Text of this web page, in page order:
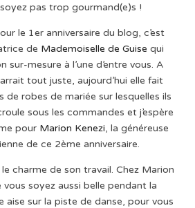
pas trop gourmand(e)s !
le 1er anniversaire du blog, c’est
de Mademoiselle de Guise qui
mesure à l’une d’entre vous. A
tout juste, aujourd’hui elle fait
de robes de mariée sur lesquelles ils
sous les commandes et j’espère
pour Marion Kenezi, la généreuse
de ce 2ème anniversaire.
charme de son travail. Chez Marion
vous soyez aussi belle pendant la
aise sur la piste de danse, pour vous